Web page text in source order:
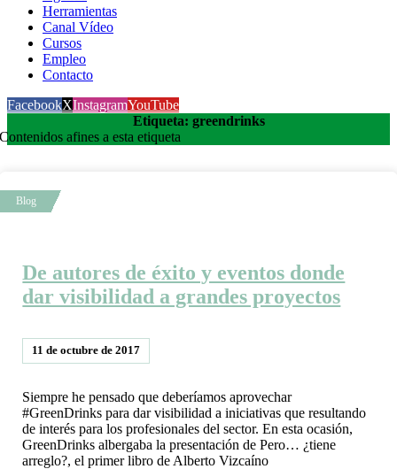
Herramientas
Canal Vídeo
Cursos
Empleo
Contacto
FacebookXInstagramYouTube
Etiqueta: greendrinks
Contenidos afines a esta etiqueta
De autores de éxito y eventos donde
dar visibilidad a grandes proyectos
11 de octubre de 2017
Siempre he pensado que deberíamos aprovechar
#GreenDrinks para dar visibilidad a iniciativas que resultando
de interés para los profesionales del sector. En esta ocasión,
GreenDrinks albergaba la presentación de Pero… ¿tiene
arreglo?, el primer libro de Alberto Vizcaíno